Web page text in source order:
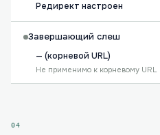
Редирект настроен
Завершающий слеш
— (корневой URL)
Не применимо к корневому URL
04